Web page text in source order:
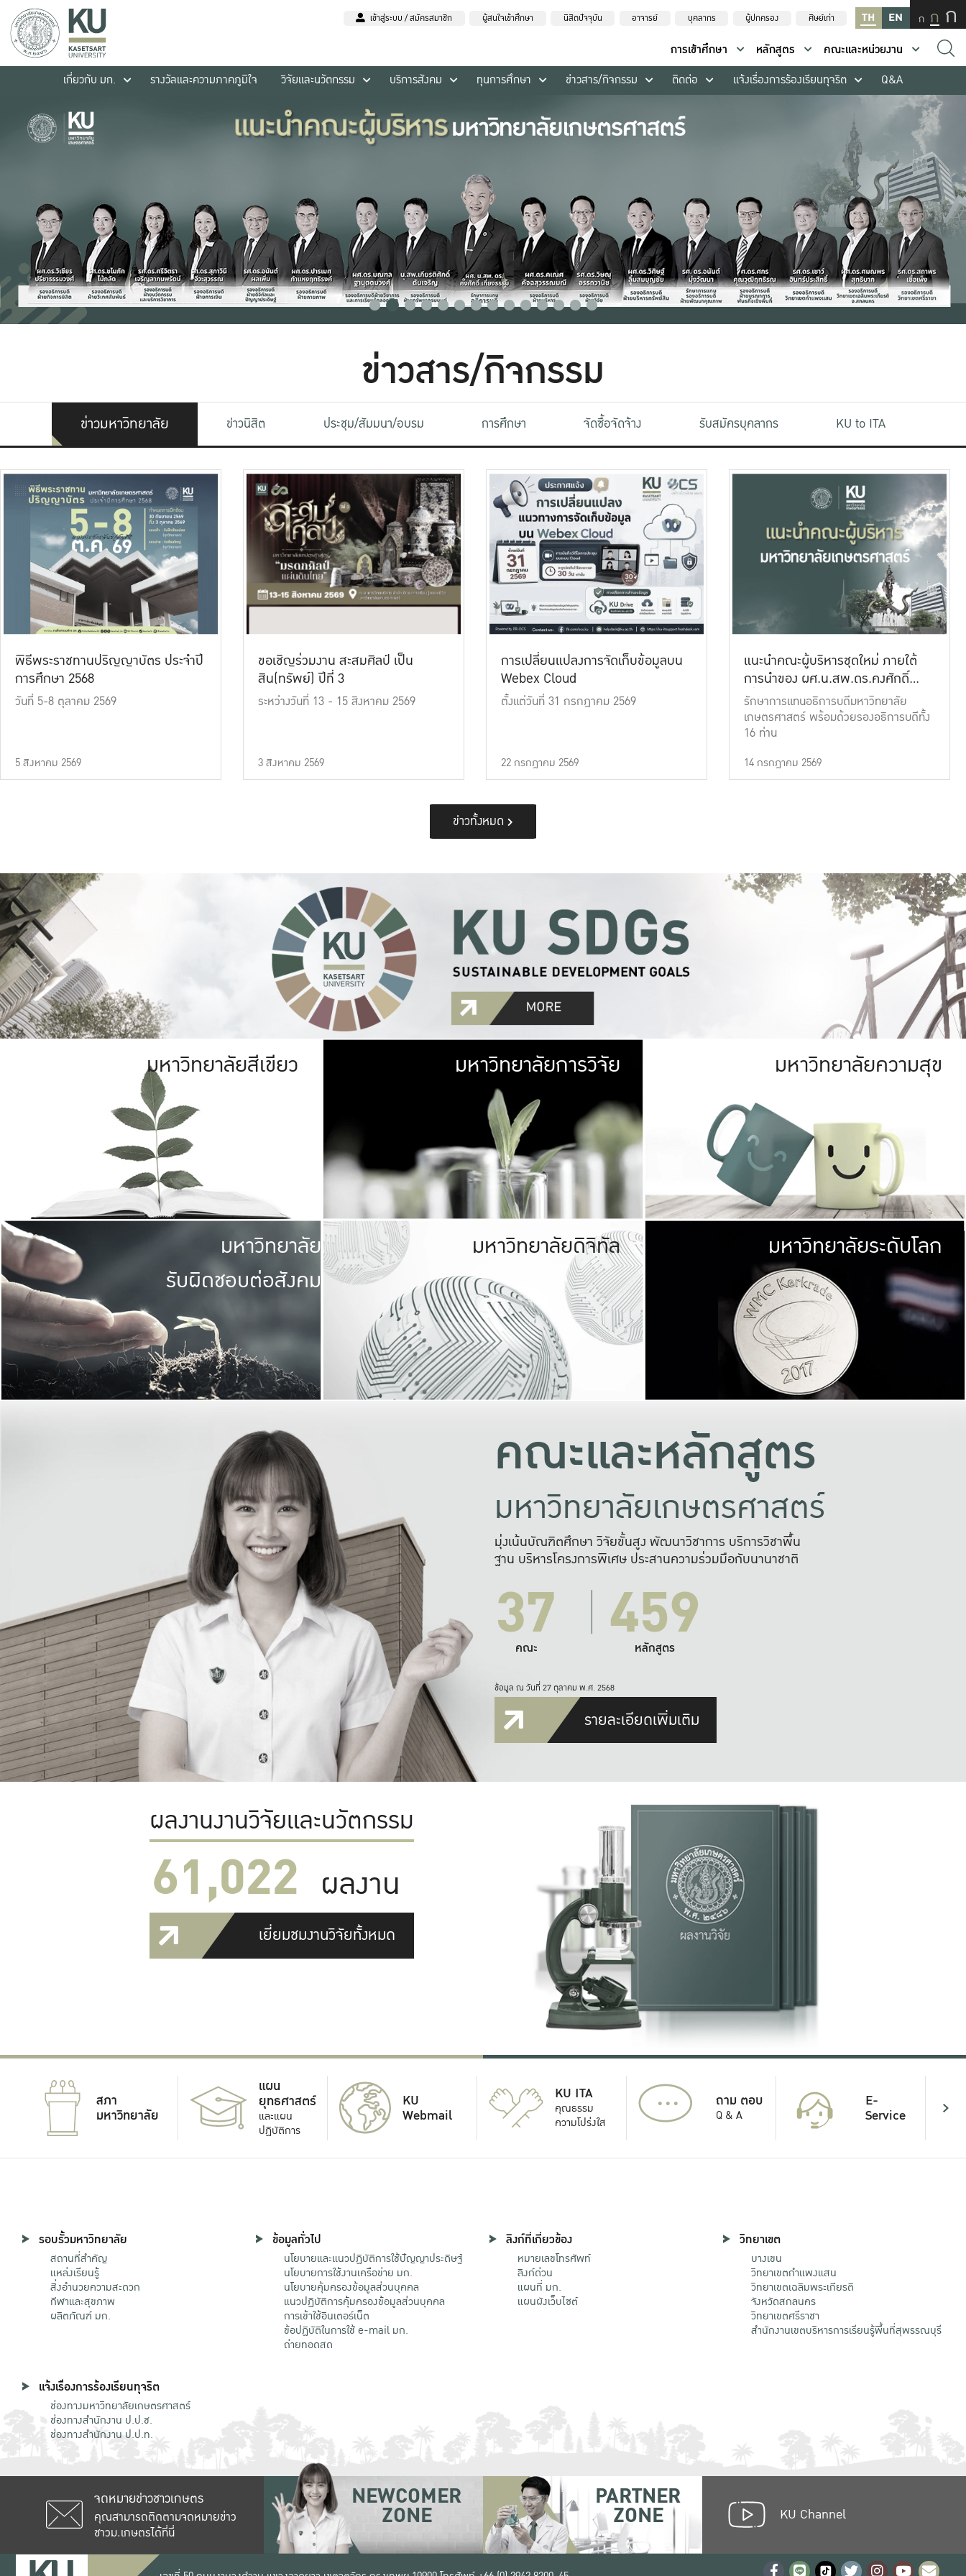
เข้าสู่ระบบ / สมัครสมาชิก ผู้สนใจเข้าศึกษา นิสิตปัจจุบัน อาจารย์ บุคลากร ผู้ปกครอง ศิษย์เก่า TH EN ก ก ก
การเข้าศึกษา หลักสูตร
คณะและหน่วยงาน
เกี่ยวกับ มก.
รางวัลและความภาคภูมิใจ วิจัยและนวัตกรรม บริการสังคม ทุนการศึกษา ข่าวสาร/กิจกรรม ติดต่อ แจ้งเรื่องการร้องเรียนทุจริต Q&A
ข่าวสาร/กิจกรรม
ข่าวมหาวิทยาลัย ข่าวนิสิต ประชุม/สัมมนา/อบรม การศึกษา จัดซื้อจัดจ้าง รับสมัครบุคลากร KU to ITA
พิธีพระราชทานปริญญาบัตร ประจำปี
การศึกษา 2568
วันที่ 5-8 ตุลาคม 2569
5 สิงหาคม 2569
ขอเชิญร่วมงาน สะสมศิลป์ เป็น
สิน(ทรัพย์) ปีที่ 3
ระหว่างวันที่ 13 - 15 สิงหาคม 2569
3 สิงหาคม 2569
การเปลี่ยนแปลงการจัดเก็บข้อมูลบน
Webex Cloud
ตั้งแต่วันที่ 31 กรกฎาคม 2569
22 กรกฎาคม 2569
แนะนำคณะผู้บริหารชุดใหม่ ภายใต้
การนำของ ผศ.น.สพ.ดร.คงศักดิ์
เที่ยงธรรม
รักษาการแทนอธิการบดีมหาวิทยาลัย
เกษตรศาสตร์ พร้อมด้วยรองอธิการบดีทั้ง
16 ท่าน
14 กรกฎาคม 2569
ข่าวทั้งหมด
มหาวิทยาลัยสีเขียว มหาวิทยาลัย
เกษตรศาสตร์ มีพื้นที่เขียวสดใส หนาแน่น
เป็นป่าในเมือง (URBAN FOREST)
เกษตรในเมือง (URBAN AGRICULTURE)
ที่นับรวมกันได้ประมาณ 1,400 ไร่
มหาวิทยาลัยการวิจัย มหาวิทยาลัย
ให้กับประชาชน
มหาวิทยาลัยความสุข
มหาวิทยาลัย
รับผิดชอบต่อสังคม
มหาวิทยาลัยรับผิดชอบต่อสังคม
ร่วมมือกับชุมชน เพื่อความกินดีอยู่ดี
และความสุขอย่างยั่งยืน
มองปัญหาในภาพกว้าง
แก้ไขจากปัญหาจุดเล็กๆ
มหาวิทยาลัยดิจิทัล มหาวิทยา
พร้อมที่จ
และผลักดันในการใช้ระบบส
เพื่อการทำงานแ
มหาวิทยาลัยระดับโลก
คณะและหลักสูตร
มหาวิทยาลัยเกษตรศาสตร์
มุ่งเน้นบัณฑิตศึกษา วิจัยขั้นสูง พัฒนาวิชาการ บริการวิชาพื้น
ฐาน บริหารโครงการพิเศษ ประสานความร่วมมือกับนานาชาติ
37
คณะ 459
หลักสูตร
ข้อมูล ณ วันที่ 27 ตุลาคม พ.ศ. 2568
รายละเอียดเพิ่มเติม
ผลงานงานวิจัยและนวัตกรรม
61,022 ผลงาน
เยี่ยมชมงานวิจัยทั้งหมด
สภา
มหาวิทยาลัย
แผน
ยุทธศาสตร์
และแผน
ปฏิบัติการ
KU
Webmail
KU ITA
คุณธรรม
ความโปร่งใส
... ถาม ตอบ
Q & A
E-
Service
รอบรั้วมหาวิทยาลัย
สถานที่สำคัญ
แหล่งเรียนรู้
สิ่งอำนวยความสะดวก
กีฬาและสุขภาพ
ผลิตภัณฑ์ มก.
ข้อมูลทั่วไป
นโยบายและแนวปฏิบัติการใช้ปัญญาประดิษฐ์
นโยบายการใช้งานเครือข่าย มก.
นโยบายคุ้มครองข้อมูลส่วนบุคคล
แนวปฏิบัติการคุ้มครองข้อมูลส่วนบุคคล
การเข้าใช้อินเตอร์เน็ต
ข้อปฏิบัติในการใช้ e-mail มก.
ถ่ายทอดสด
ลิงก์ที่เกี่ยวข้อง
หมายเลขโทรศัพท์
ลิงก์ด่วน
แผนที่ มก.
แผนผังเว็บไซต์
วิทยาเขต
บางเขน
วิทยาเขตกําแพงแสน
วิทยาเขตเฉลิมพระเกียรติ
จังหวัดสกลนคร
วิทยาเขตศรีราชา
สำนักงานเขตบริหารการเรียนรู้พื้นที่สุพรรณบุรี
แจ้งเรื่องการร้องเรียนทุจริต
ช่องทางมหาวิทยาลัยเกษตรศาสตร์
ช่องทางสำนักงาน ป.ป.ช.
ช่องทางสำนักงาน ป.ป.ท.
จดหมายข่าวชาวเกษตร
คุณสามารถติดตามจดหมายข่าว
ชาวม.เกษตรได้ที่นี่
NEWCOMER
ZONE
PARTNER
ZONE KU Channel